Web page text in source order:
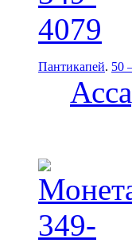
Пантикапей. 50